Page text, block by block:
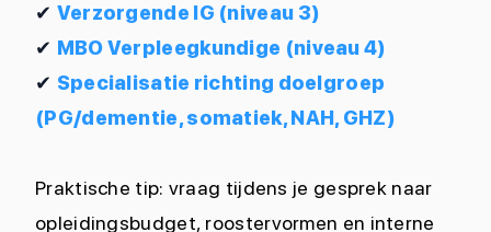
✔ Verzorgende IG (niveau 3)
✔ MBO Verpleegkundige (niveau 4)
✔ Specialisatie richting doelgroep
(PG/dementie, somatiek, NAH, GHZ)
Praktische tip: vraag tijdens je gesprek naar
opleidingsbudget, roostervormen en interne